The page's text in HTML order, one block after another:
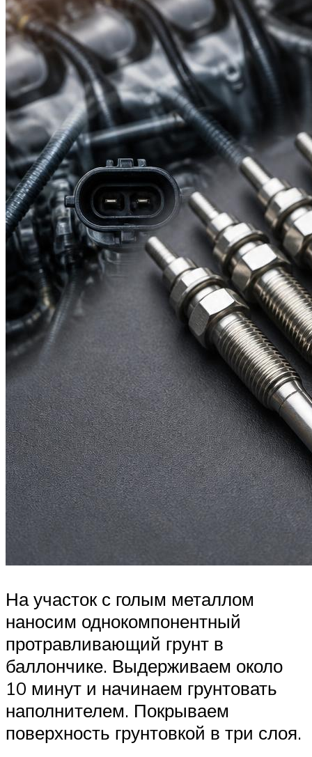
На участок с голым металлом
наносим однокомпонентный
протравливающий грунт в
баллончике. Выдерживаем около
10 минут и начинаем грунтовать
наполнителем. Покрываем
поверхность грунтовкой в три слоя.